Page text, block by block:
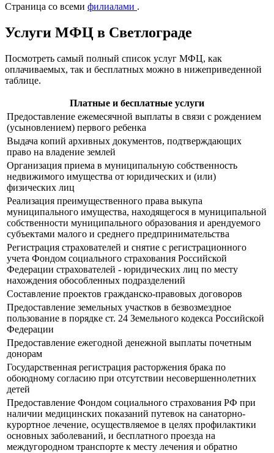
Страница со всеми филиалами .
Услуги МФЦ в Светлограде
Посмотреть самый полный список услуг МФЦ, как
оплачиваемых, так и бесплатных можно в нижеприведенной
таблице.
Платные и бесплатные услуги
Предоставление ежемесячной выплаты в связи с рождением
(усыновлением) первого ребенка
Выдача копий архивных документов, подтверждающих
право на владение землей
Организация приема в муниципальную собственность
недвижимого имущества от юридических и (или)
физических лиц
Реализация преимущественного права выкупа
муниципального имущества, находящегося в муниципальной
собственности муниципального образования и арендуемого
субъектами малого и среднего предпринимательства
Регистрация страхователей и снятие с регистрационного
учета Фондом социального страхования Российской
Федерации страхователей - юридических лиц по месту
нахождения обособленных подразделений
Составление проектов гражданско-правовых договоров
Предоставление земельных участков в безвозмездное
пользование в порядке ст. 24 Земельного кодекса Российской
Федерации
Предоставление ежегодной денежной выплаты почетным
донорам
Государственная регистрация расторжения брака по
обоюдному согласию при отсутствии несовершеннолетних
детей
Предоставление Фондом социального страхования РФ при
наличии медицинских показаний путевок на санаторно-
курортное лечение, осуществляемое в целях профилактики
основных заболеваний, и бесплатного проезда на
междугородном транспорте к месту лечения и обратно